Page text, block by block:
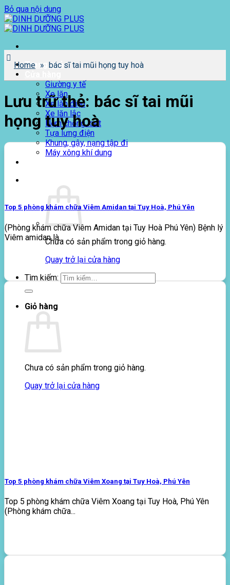
Bỏ qua nội dung
Trang chủ
Giường y tế
Xe lăn
Xe lăn điện
Xe lăn lắc
Nệm chống loét
Tựa lưng điện
Khung, gậy, nạng tập đi
Máy xông khí dung
Chưa có sản phẩm trong giỏ hàng.
Quay trở lại cửa hàng
Tìm kiếm:
Giỏ hàng
Chưa có sản phẩm trong giỏ hàng.
Quay trở lại cửa hàng
Home » bác sĩ tai mũi họng tuy hoà
Lưu trữ thẻ: bác sĩ tai mũi
họng tuy hoà
Top 5 phòng khám chữa Viêm Amidan tại Tuy Hoà, Phú Yên
(Phòng khám chữa Viêm Amidan tại Tuy Hoà Phú Yên) Bệnh lý
Viêm amidan là...
Top 5 phòng khám chữa Viêm Xoang tại Tuy Hoà, Phú Yên
Top 5 phòng khám chữa Viêm Xoang tại Tuy Hoà, Phú Yên
(Phòng khám chữa...